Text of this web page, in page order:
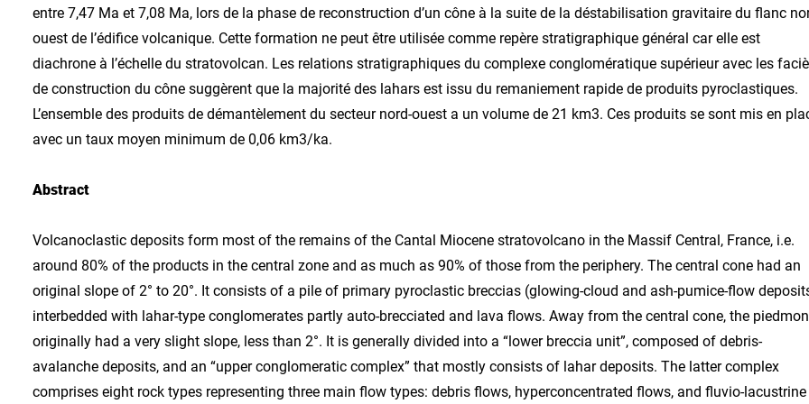
entre 7,47 Ma et 7,08 Ma, lors de la phase de reconstruction d’un cône à la suite de la déstabilisation gravitaire du flanc
ouest de l’édifice volcanique. Cette formation ne peut être utilisée comme repère stratigraphique général car elle est
diachrone à l’échelle du stratovolcan. Les relations stratigraphiques du complexe conglomératique supérieur avec les
de construction du cône suggèrent que la majorité des lahars est issu du remaniement rapide de produits pyroclastiques.
L’ensemble des produits de démantèlement du secteur nord-ouest a un volume de 21 km3. Ces produits se sont mis en
avec un taux moyen minimum de 0,06 km3/ka.
Abstract
Volcanoclastic deposits form most of the remains of the Cantal Miocene stratovolcano in the Massif Central, France, i.e.
around 80% of the products in the central zone and as much as 90% of those from the periphery. The central cone had an
original slope of 2° to 20°. It consists of a pile of primary pyroclastic breccias (glowing-cloud and ash-pumice-flow
interbedded with lahar-type conglomerates partly auto-brecciated and lava flows. Away from the central cone, the
originally had a very slight slope, less than 2°. It is generally divided into a “lower breccia unit”, composed of debris-
avalanche deposits, and an “upper conglomeratic complex” that mostly consists of lahar deposits. The latter complex
comprises eight rock types representing three main flow types: debris flows, hyperconcentrated flows, and fluvio-lacustrine